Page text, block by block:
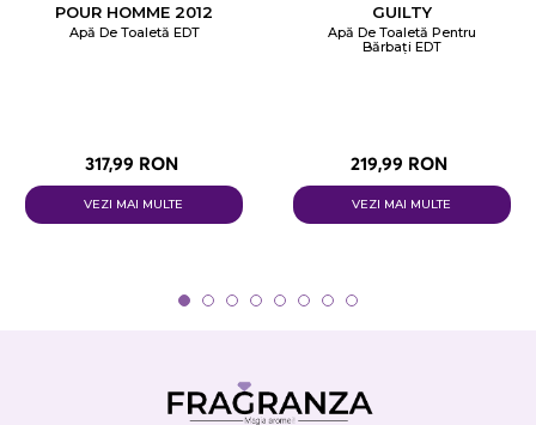
POUR HOMME 2012
Apă De Toaletă EDT
317,99 RON
VEZI MAI MULTE
GUILTY
Apă De Toaletă Pentru
Bărbați EDT
219,99 RON
VEZI MAI MULTE